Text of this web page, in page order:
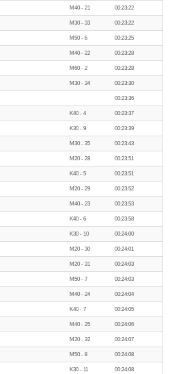
M40 - 21 00:23:22
M30 - 33 00:23:22
M50 - 6 00:23:25
M40 - 22 00:23:28
M60 - 2 00:23:28
M30 - 34 00:23:30
00:23:36
K40 - 4 00:23:37
K30 - 9 00:23:39
M30 - 35 00:23:43
M20 - 28 00:23:51
K40 - 5 00:23:51
M20 - 29 00:23:52
M40 - 23 00:23:53
K40 - 6 00:23:58
K30 - 10 00:24:00
M20 - 30 00:24:01
M20 - 31 00:24:03
M50 - 7 00:24:03
M40 - 24 00:24:04
K40 - 7 00:24:05
M40 - 25 00:24:06
M20 - 32 00:24:07
M50 - 8 00:24:08
K30 - 11 00:24:08